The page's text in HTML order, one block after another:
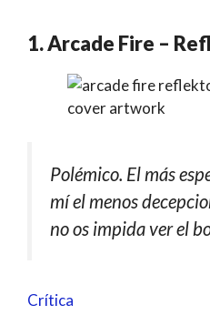
1. Arcade Fire –
Polémico. El más
mí el menos
no os impida ver el
Crítica